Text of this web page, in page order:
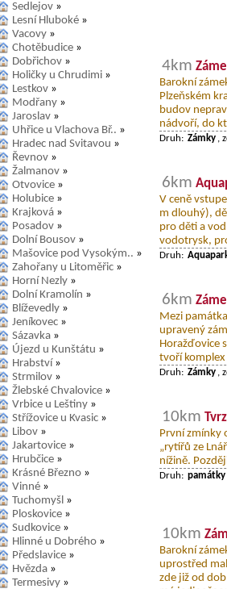
Sedlejov »
Lesní Hluboké »
Vacovy »
Chotěbudice »
Dobřichov »
Holičky u Chrudimi »
Lestkov »
Modřany »
Jaroslav »
Uhřice u Vlachova Bř.. »
Hradec nad Svitavou »
Řevnov »
Žalmanov »
Otvovice »
Holubice »
Krajková »
Posadov »
Dolní Bousov »
Mašovice pod Vysokým.. »
Zahořany u Litoměřic »
Horní Nezly »
Dolní Kramolín »
Blíževedly »
Jeníkovec »
Sázavka »
Újezd u Kunštátu »
Hrabství »
Strmilov »
Žlebské Chvalovice »
Vrbice u Leštiny »
Střížovice u Kvasic »
Libov »
Jakartovice »
Hrubčice »
Krásné Březno »
Vinné »
Tuchomyšl »
Ploskovice »
Sudkovice »
Hlinné u Dobrého »
Předslavice »
Hvězda »
Termesivy »
4km
Barokní
Plzeňském
budov
nádvoří, do
Druh: Zámky ,
6km
V ceně
m dlouhý),
pro děti a
vodotrysk,
Druh:
6km
Mezi
upravený
Horažďovice
tvoří komplex
Druh: Zámky ,
10km
První zmínky
„rytířů ze
nížině.
Druh: památky
10km
Barokní
uprostřed
zde již od